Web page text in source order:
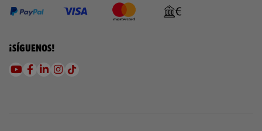
¡SÍGUENOS!